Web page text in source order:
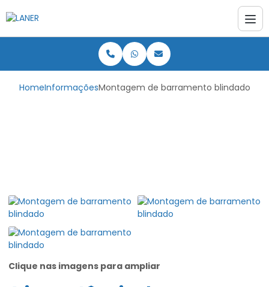
HomeInformaçõesMontagem de barramento blindado
Clique nas imagens para ampliar